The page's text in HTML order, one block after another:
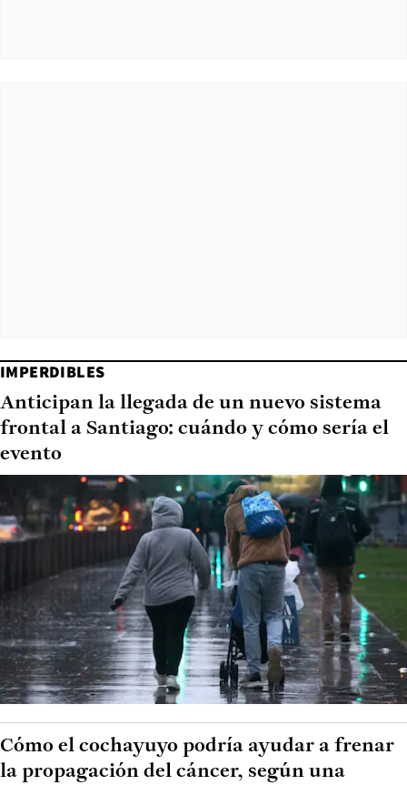
IMPERDIBLES
Anticipan la llegada de un nuevo sistema
frontal a Santiago: cuándo y cómo sería el
evento
Cómo el cochayuyo podría ayudar a frenar
la propagación del cáncer, según una